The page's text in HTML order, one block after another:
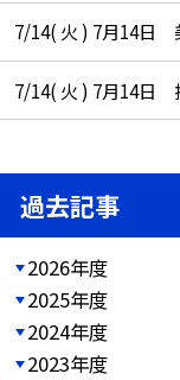
7/14( 火 ) 7月14日
7/14( 火 ) 7月14日
過去記事
2026年度
2025年度
2024年度
2023年度